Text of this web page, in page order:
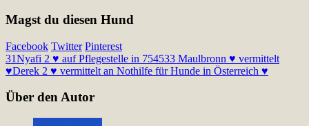
Magst du diesen Hund
Facebook Twitter Pinterest
31Nyafi 2 ♥ auf Pflegestelle in 754533 Maulbronn ♥ vermittelt
♥Derek 2 ♥ vermittelt an Nothilfe für Hunde in Österreich ♥
Über den Autor